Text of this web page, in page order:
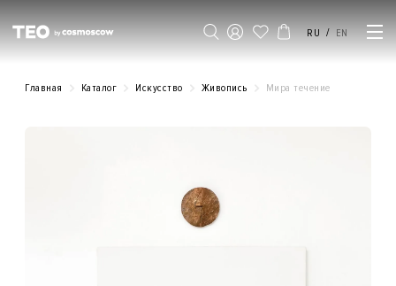
RU / EN
Главная Каталог Искусство Живопись Мира течение